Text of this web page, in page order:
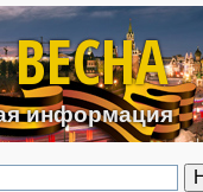
к основному
информация